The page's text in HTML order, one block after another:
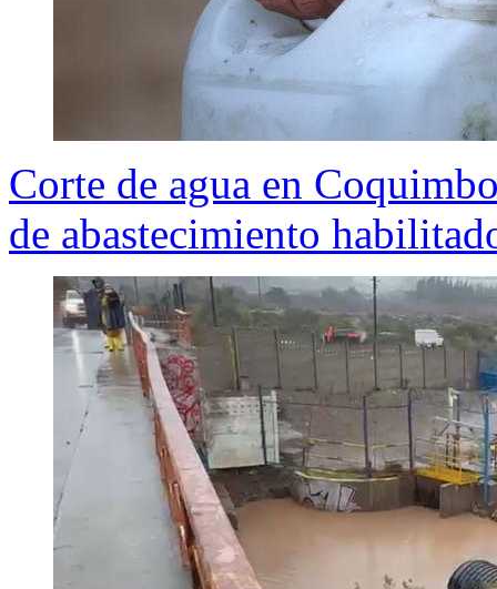
Corte de agua en
de abastecimiento